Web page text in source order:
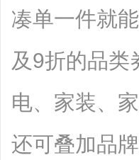
凑单一件就
及9折的品类
电、家装、
还可叠加品